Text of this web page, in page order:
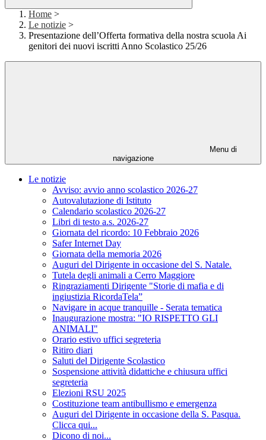
Home >
Le notizie >
Presentazione dell’Offerta formativa della nostra scuola Ai
genitori dei nuovi iscritti Anno Scolastico 25/26
Menu di
navigazione
Le notizie
Avviso: avvio anno scolastico 2026-27
Autovalutazione di Istituto
Calendario scolastico 2026-27
Libri di testo a.s. 2026-27
Giornata del ricordo: 10 Febbraio 2026
Safer Internet Day
Giornata della memoria 2026
Auguri del Dirigente in occasione del S. Natale.
Tutela degli animali a Cerro Maggiore
Ringraziamenti Dirigente "Storie di mafia e di
ingiustizia RicordaTela”
Navigare in acque tranquille - Serata tematica
Inaugurazione mostra: "IO RISPETTO GLI
ANIMALI"
Orario estivo uffici segreteria
Ritiro diari
Saluti del Dirigente Scolastico
Sospensione attività didattiche e chiusura uffici
segreteria
Elezioni RSU 2025
Costituzione team antibullismo e emergenza
Auguri del Dirigente in occasione della S. Pasqua.
Clicca qui...
Dicono di noi...